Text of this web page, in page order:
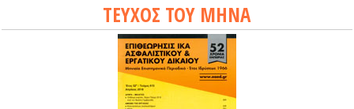
ΤΕΥΧΟΣ ΤΟΥ ΜΗΝΑ